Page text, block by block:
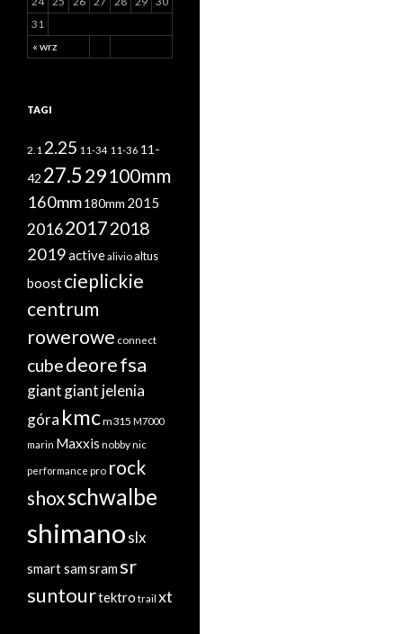
« wrz
31
TAGI
2.1 2.25 11-34 11-36 11-
42 27.529100mm
160mm180mm 2015
201620172018
2019activealivioaltus
boostcieplickie
centrum
rowerowe connect
cubedeorefsa
giantgiant jelenia
góra kmcm315 M7000
marin Maxxis nobby nic
performance pro rock
shoxschwalbe
shimanoslx
smart samsramsr
suntourtektro trail xt